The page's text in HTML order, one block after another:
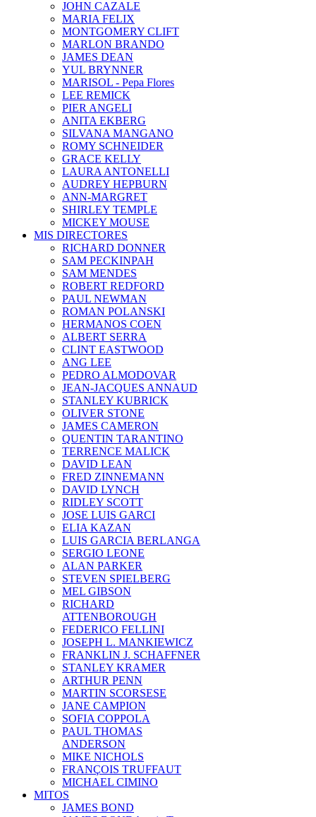
JOHN CAZALE
MARIA FELIX
MONTGOMERY CLIFT
MARLON BRANDO
JAMES DEAN
YUL BRYNNER
MARISOL - Pepa Flores
LEE REMICK
PIER ANGELI
ANITA EKBERG
SILVANA MANGANO
ROMY SCHNEIDER
GRACE KELLY
LAURA ANTONELLI
AUDREY HEPBURN
ANN-MARGRET
SHIRLEY TEMPLE
MICKEY MOUSE
MIS DIRECTORES
RICHARD DONNER
SAM PECKINPAH
SAM MENDES
ROBERT REDFORD
PAUL NEWMAN
ROMAN POLANSKI
HERMANOS COEN
ALBERT SERRA
CLINT EASTWOOD
ANG LEE
PEDRO ALMODOVAR
JEAN-JACQUES ANNAUD
STANLEY KUBRICK
OLIVER STONE
JAMES CAMERON
QUENTIN TARANTINO
TERRENCE MALICK
DAVID LEAN
FRED ZINNEMANN
DAVID LYNCH
RIDLEY SCOTT
JOSE LUIS GARCI
ELIA KAZAN
LUIS GARCIA BERLANGA
SERGIO LEONE
ALAN PARKER
STEVEN SPIELBERG
MEL GIBSON
RICHARD
ATTENBOROUGH
FEDERICO FELLINI
JOSEPH L. MANKIEWICZ
FRANKLIN J. SCHAFFNER
STANLEY KRAMER
ARTHUR PENN
MARTIN SCORSESE
JANE CAMPION
SOFIA COPPOLA
PAUL THOMAS
ANDERSON
MIKE NICHOLS
FRANÇOIS TRUFFAUT
MICHAEL CIMINO
MITOS
JAMES BOND